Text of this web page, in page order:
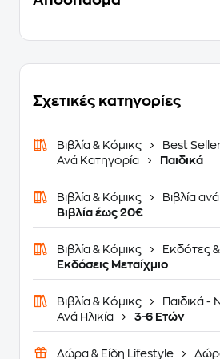
Σχετικές κατηγορίες
Βιβλία & Κόμικς
Best
Ανά Κατηγορία
Παιδικά
Βιβλία & Κόμικς
Βιβλία ανά
Βιβλία έως 20€
Βιβλία & Κόμικς
Εκδότες
Εκδόσεις Μεταίχμιο
Βιβλία & Κόμικς
Παιδικά -
Ανά Ηλικία
3-6 Ετών
Δώρα & Είδη Lifestyle